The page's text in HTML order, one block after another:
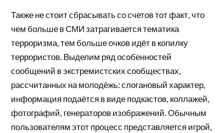
Также не стоит сбрасывать со счетов тот факт, что
чем больше в СМИ затрагивается тематика
терроризма, тем больше очков идёт в копилку
террористов. Выделим ряд особенностей
сообщений в экстремистских сообществах,
рассчитанных на молодёжь: слогановый характер,
информация подаётся в виде подкастов, коллажей,
фотографий, генераторов изображений. Обычным
пользователям этот процесс представляется игрой,